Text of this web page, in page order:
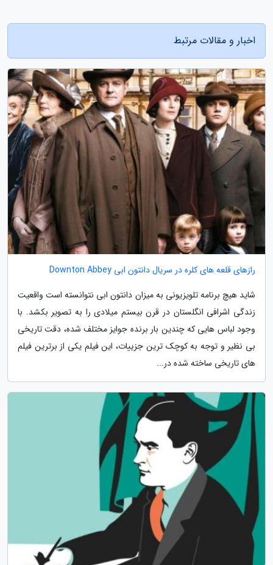
اخبار و مقالات مرتبط
رازهای قلعه های کلره در سریال دانتون ابی Downton Abbey
شاید هیچ برنامه تلویزیونی به میزان دانتون ابی نتوانسته است واقعیت
زندگی اشرافی انگلستان در قرن بیستم میلادی را به تصویر بکشد. با
وجود لباس هایی که چندین بار برنده جوایز مختلف شده، دقت تاریخی
بی نظیر و توجه به کوچک ترین جزییات، این فیلم یکی از برترین فیلم
های تاریخی ساخته شده در...